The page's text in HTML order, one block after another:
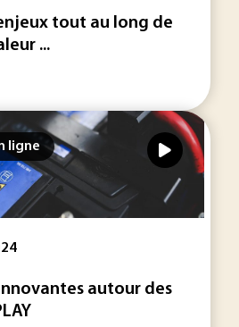
tout au long de
...
ligne
autour des